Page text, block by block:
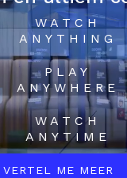
WATCH
ANYTHING
PLAY
ANYWHERE
WATCH
ANYTIME
VERTEL ME MEER